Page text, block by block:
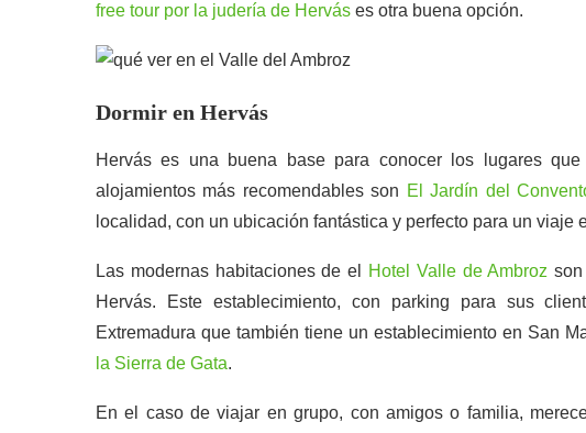
free tour por la judería de Hervás es otra buena opción.
Dormir en Hervás
Hervás es una buena base para conocer los lugares
alojamientos más recomendables son El Jardín del
localidad, con un ubicación fantástica y perfecto para un viaje
Las modernas habitaciones de el Hotel Valle de Ambroz
Hervás. Este establecimiento, con parking para sus
Extremadura que también tiene un establecimiento en San
la Sierra de Gata.
En el caso de viajar en grupo, con amigos o familia,